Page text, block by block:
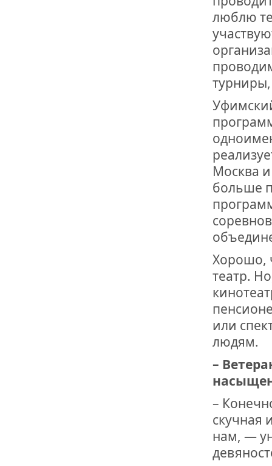
люблю
Москва
больше
Хорошо,
театр.
или
людям.
–
–
скучная
нам, —